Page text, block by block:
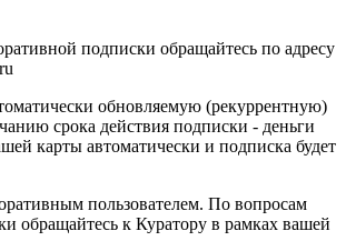
подписки обращайтесь по адресу
обновляемую (рекуррентную)
срока действия подписки - деньги
карты автоматически и подписка будет
пользователем. По вопросам
обращайтесь к Куратору в рамках вашей